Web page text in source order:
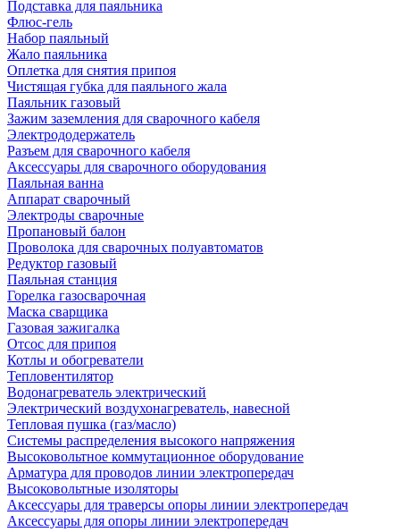
Подставка для паяльника
Флюс-гель
Набор паяльный
Жало паяльника
Оплетка для снятия припоя
Чистящая губка для паяльного жала
Паяльник газовый
Зажим заземления для сварочного кабеля
Электрододержатель
Разъем для сварочного кабеля
Аксессуары для сварочного оборудования
Паяльная ванна
Аппарат сварочный
Электроды сварочные
Пропановый балон
Проволока для сварочных полуавтоматов
Редуктор газовый
Паяльная станция
Горелка газосварочная
Маска сварщика
Газовая зажигалка
Отсос для припоя
Котлы и обогреватели
Тепловентилятор
Водонагреватель электрический
Электрический воздухонагреватель, навесной
Тепловая пушка (газ/масло)
Системы распределения высокого напряжения
Высоковольтное коммутационное оборудование
Арматура для проводов линии электропередач
Высоковольтные изоляторы
Аксессуары для траверсы опоры линии электропередач
Аксессуары для опоры линии электропередач